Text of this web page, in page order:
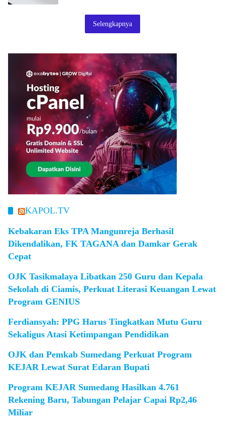
Selengkapnya
KAPOL.TV
Kebakaran Eks TPA Mangunreja Berhasil
Dikendalikan, FK TAGANA dan Damkar Gerak
Cepat
OJK Tasikmalaya Libatkan 250 Guru dan Kepala
Sekolah di Ciamis, Perkuat Literasi Keuangan Lewat
Program GENIUS
Ferdiansyah: PPG Harus Tingkatkan Mutu Guru
Sekaligus Atasi Ketimpangan Pendidikan
OJK dan Pemkab Sumedang Perkuat Program
KEJAR Lewat Surat Edaran Bupati
Program KEJAR Sumedang Hasilkan 4.761
Rekening Baru, Tabungan Pelajar Capai Rp2,46
Miliar